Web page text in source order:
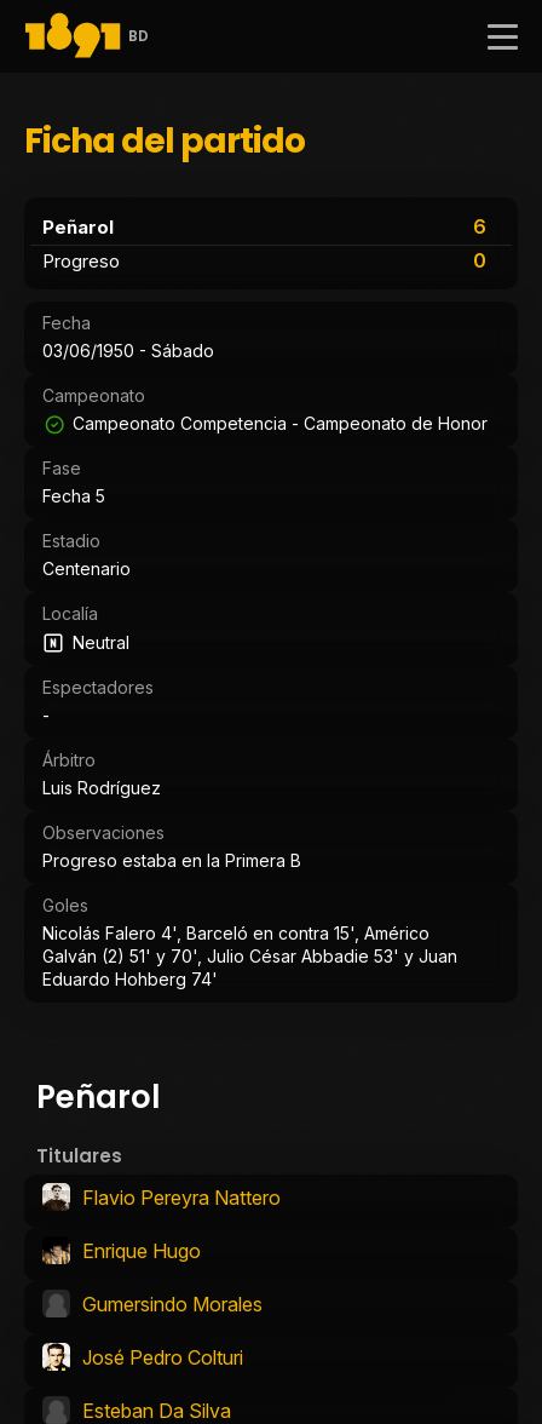
BD
Ficha del partido
Peñarol
6
0
Progreso
Fecha
03/06/1950 - Sábado
Campeonato
Campeonato Competencia - Campeonato de Honor
Fase
Fecha 5
Estadio
Centenario
Localía
Neutral
Espectadores
-
Árbitro
Luis Rodríguez
Observaciones
Progreso estaba en la Primera B
Goles
Nicolás Falero 4', Barceló en contra 15', Américo
Galván (2) 51' y 70', Julio César Abbadie 53' y Juan
Eduardo Hohberg 74'
Peñarol
Titulares
Flavio Pereyra Nattero
Enrique Hugo
Gumersindo Morales
José Pedro Colturi
Esteban Da Silva